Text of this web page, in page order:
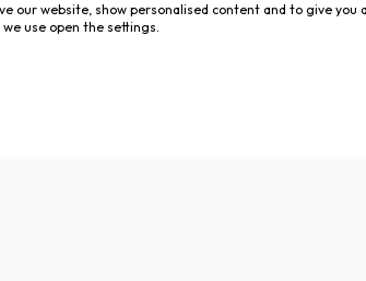
our website, show personalised content and to give you
use open the settings.